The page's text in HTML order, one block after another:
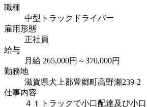
職種
中型トラックドライバー
雇用形態
正社員
給与
月給 265,000円～370,000円
勤務地
滋賀県犬上郡豊郷町高野瀬239-2
仕事内容
４ｔトラックで小口配達及び小